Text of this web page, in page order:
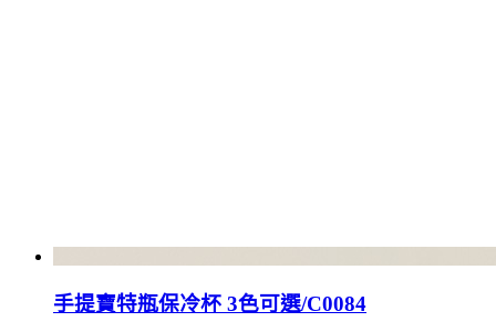
手提寶特瓶保冷杯 3色可選/C0084